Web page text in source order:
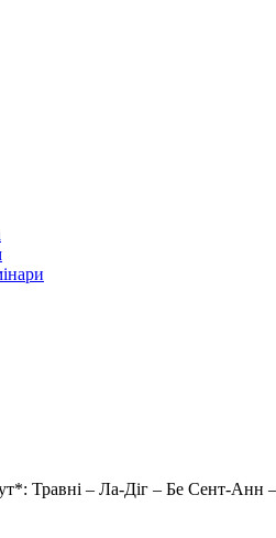
Травні – Ла-Діг – Бе Сент-Анн